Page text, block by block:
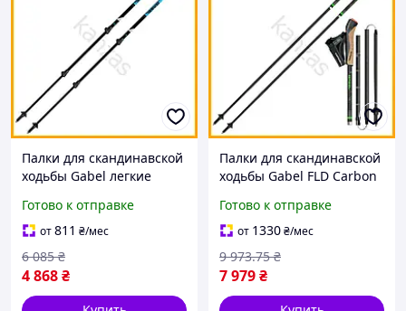
Палки для скандинавской
ходьбы Gabel легкие
спорта и активного
отдыха.
Готово к отправке
от811 ₴/мес
4 868₴
6 085 ₴
Палки для скандинавской
ходьбы Gabel FLD Carbon
легкие для тренировок и
активного отдыха
Готово к отправке
от 1330₴/мес
7 979₴
9 973.75 ₴